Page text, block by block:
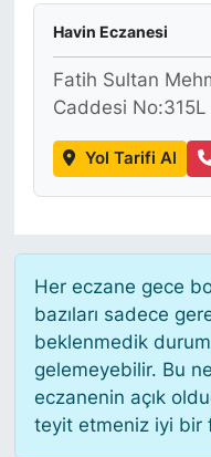
Havin Eczanesi
Fatih Sultan
Caddesi No:315L
Yol Tarifi Al
Her eczane gece
bazıları sadece
beklenmedik
gelemeyebilir. Bu
eczanenin açık
teyit etmeniz iyi bir